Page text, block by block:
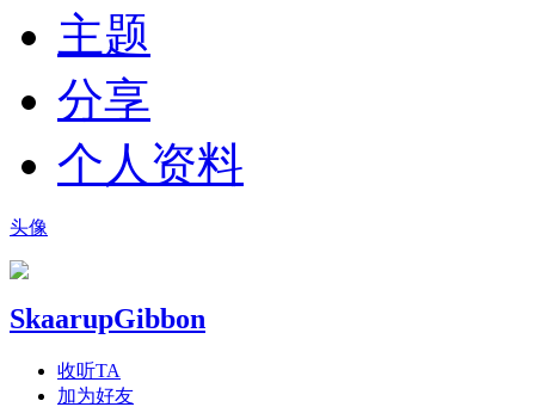
主题
分享
个人资料
头像
SkaarupGibbon
收听TA
加为好友